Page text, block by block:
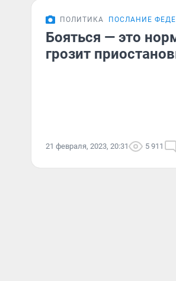
ПОЛИТИКА ПОСЛАНИЕ
Бояться — это
грозит
21 февраля, 2023, 20:31 5 911